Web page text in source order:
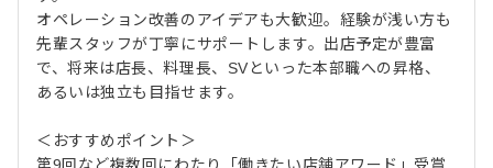
オペレーション改善のアイデアも大歓迎。経験が浅い方も
先輩スタッフが丁寧にサポートします。出店予定が豊富
で、将来は店長、料理長、SVといった本部職への昇格、
あるいは独立も目指せます。
＜おすすめポイント＞